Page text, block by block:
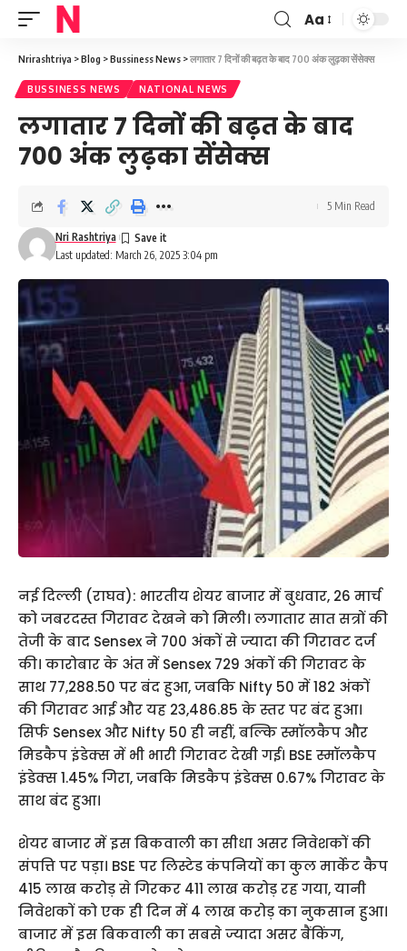
Font
Resizer
Aa
Nrirashtriya >Blog >Bussiness News >लगातार 7 दिनों की बढ़त के बाद 700 अंक लुढ़का सेंसेक्स
BUSSINESS NEWS NATIONAL NEWS
लगातार 7 दिनों की बढ़त के बाद
700 अंक लुढ़का सेंसेक्स
Last updated: March 26, 2025 3:04 pm
Nri Rashtriya
5 Min Read
नई दिल्ली (राघव): भारतीय शेयर बाजार में बुधवार, 26 मार्च
को जबरदस्त गिरावट देखने को मिली। लगातार सात सत्रों की
तेजी के बाद Sensex ने 700 अंकों से ज्यादा की गिरावट दर्ज
की। कारोबार के अंत में Sensex 729 अंकों की गिरावट के
साथ 77,288.50 पर बंद हुआ, जबकि Nifty 50 में 182 अंकों
की गिरावट आई और यह 23,486.85 के स्तर पर बंद हुआ।
सिर्फ Sensex और Nifty 50 ही नहीं, बल्कि स्मॉलकैप और
मिडकैप इंडेक्स में भी भारी गिरावट देखी गई। BSE स्मॉलकैप
इंडेक्स 1.45% गिरा, जबकि मिडकैप इंडेक्स 0.67% गिरावट के
साथ बंद हुआ।
शेयर बाजार में इस बिकवाली का सीधा असर निवेशकों की
संपत्ति पर पड़ा। BSE पर लिस्टेड कंपनियों का कुल मार्केट कैप
415 लाख करोड़ से गिरकर 411 लाख करोड़ रह गया, यानी
निवेशकों को एक ही दिन में 4 लाख करोड़ का नुकसान हुआ।
बाजार में इस बिकवाली का सबसे ज्यादा असर बैंकिंग,